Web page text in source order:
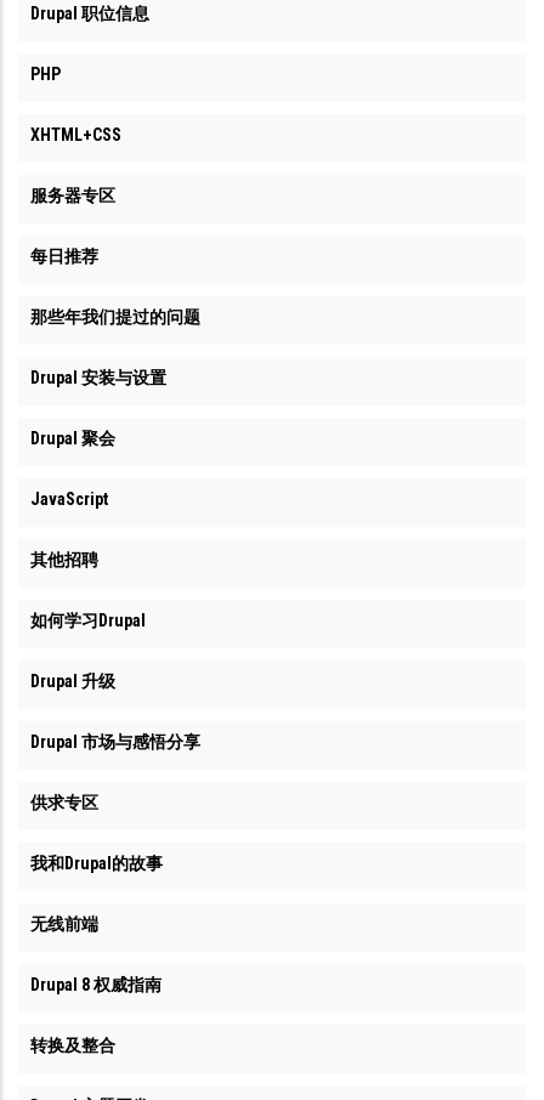
Drupal 职位信息
PHP
XHTML+CSS
服务器专区
每日推荐
那些年我们提过的问题
Drupal 安装与设置
Drupal 聚会
JavaScript
其他招聘
如何学习Drupal
Drupal 升级
Drupal 市场与感悟分享
供求专区
我和Drupal的故事
无线前端
Drupal 8 权威指南
转换及整合